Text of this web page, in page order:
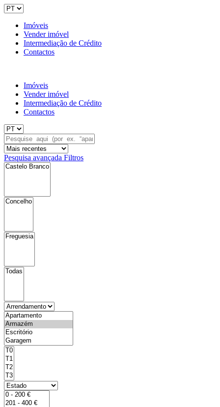
Imóveis
Vender imóvel
Intermediação de Crédito
Contactos
Imóveis
Vender imóvel
Intermediação de Crédito
Contactos
Pesquisa avançada Filtros